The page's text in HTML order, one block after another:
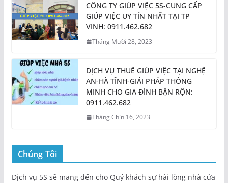
CÔNG TY GIÚP VIỆC 5S-CUNG CẤP
GIÚP VIỆC UY TÍN NHẤT TẠI TP
VINH: 0911.462.682
Tháng Mười 28, 2023
DỊCH VỤ THUÊ GIÚP VIỆC TẠI NGHỆ
AN-HÀ TĨNH-GIẢI PHÁP THÔNG
MINH CHO GIA ĐÌNH BẬN RỘN:
0911.462.682
Tháng Chín 16, 2023
Chúng Tôi
Dịch vụ 5S sẽ mang đến cho Quý khách sự hài lòng nhà cửa